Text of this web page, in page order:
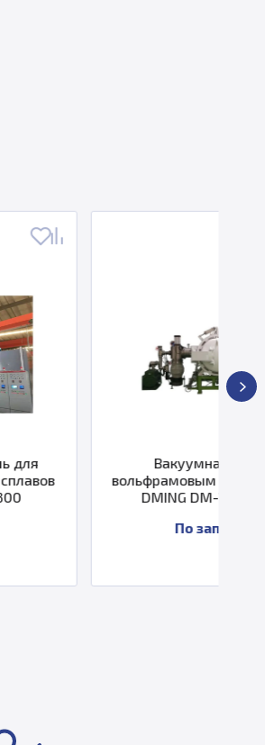
Вакуумная печь с
вольфрамовым нагревателем
DMING DM-WSL-3050